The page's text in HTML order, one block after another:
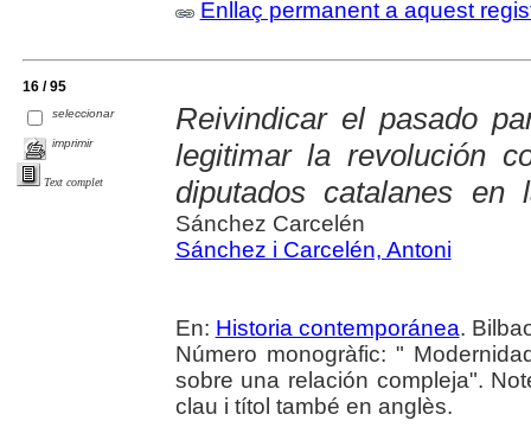
Enllaç permanent a aquest
16 / 95
seleccionar
imprimir
Text complet
Reivindicar el pasado
legitimar la revolución
diputados catalanes
Sánchez Carcelén
Sánchez i Carcelén, Antoni
En: Historia contemporánea.
Número monogràfic: "
sobre una relación compleja".
clau i títol també en anglès.